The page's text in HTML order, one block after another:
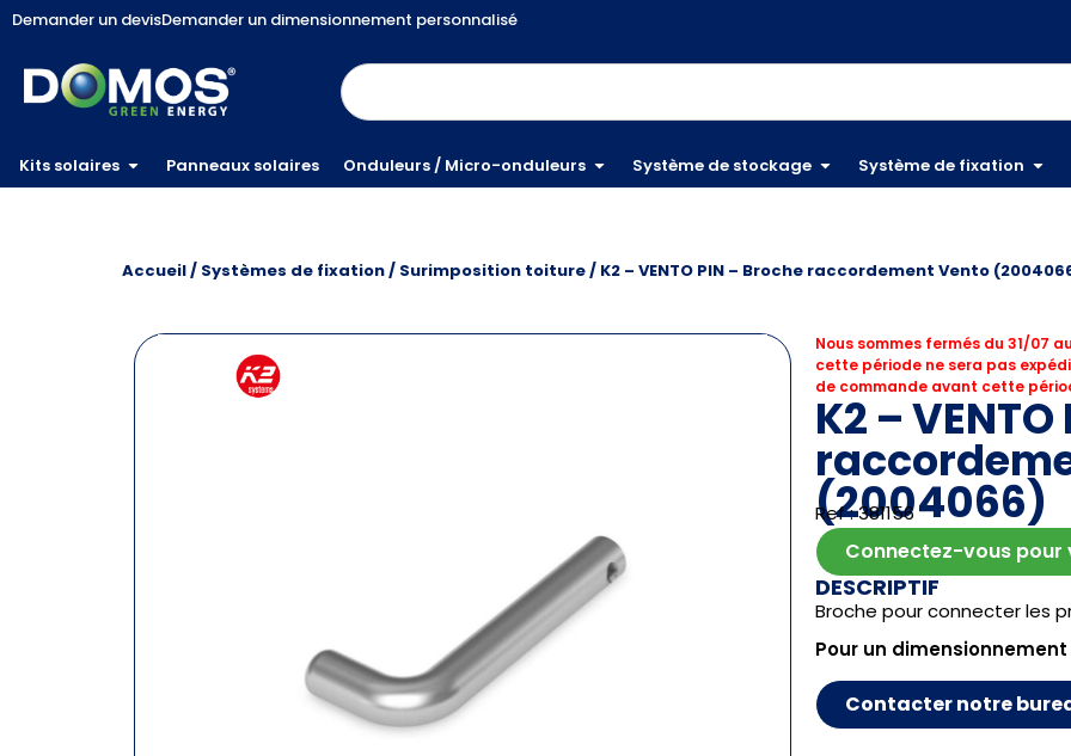
Demander un devisDemander un dimensionnement personnalisé
Kits solaires Panneaux solaires Onduleurs / Micro-onduleurs Système de stockage Système de fixation
Accueil/ Systèmes de fixation/ Surimposition toiture/ K2 – VENTO PIN – Broche raccordement Vento
Nous sommes fermés du 31/07
cette période ne sera pas
de commande avant cette
K2 –
(2004066)
Ref : 381156
Connectez-vous pour
DESCRIPTIF
Broche pour connecter les
Pour un
Contacter notre